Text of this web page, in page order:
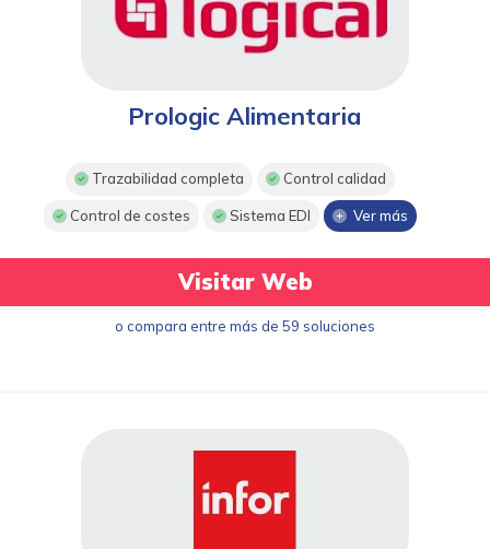
Prologic Alimentaria
Trazabilidad completa Control calidad
Control de costes Sistema EDI Ver más
Visitar Web
o compara entre más de 59 soluciones